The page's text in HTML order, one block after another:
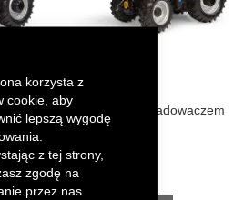
korzysta z
cookie, aby
lepszą wygodę
z tej strony,
zgodę na
przez nas
Steyr 4120 Plus z ładowaczem
570,00 zł